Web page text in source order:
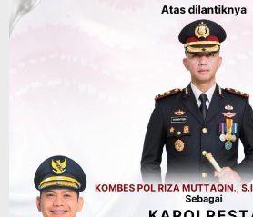
Tindak Lanjut
Pemerintah Janji
Keselamatan Jalan
Banjarbaru–Batulicin
Operasi Sikat Intan 2026